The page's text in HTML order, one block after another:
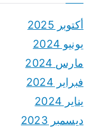
أكتوبر 2025
يونيو 2024
مارس 2024
فبراير 2024
يناير 2024
ديسمبر 2023